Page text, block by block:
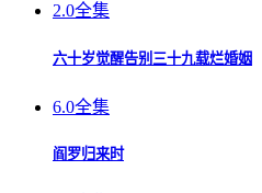
2.0全集
六十岁觉醒告别三十九载烂婚姻
6.0全集
阎罗归来时